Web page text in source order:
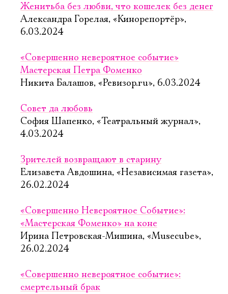
Женитьба без любви, что кошелек без денег
Александра Горелая, «Кинорепортёр»,
6.03.2024
«Совершенно невероятное событие»
Мастерская Петра Фоменко
Никита Балашов, «Ревизор.ru», 6.03.2024
Совет да любовь
София Шапенко, «Театральный журнал»,
4.03.2024
Зрителей возвращают в старину
Елизавета Авдошина, «Независимая газета»,
26.02.2024
«Совершенно Невероятное Событие»:
«Мастерская Фоменко» на коне
Ирина Петровская-Мишина, «Musecube»,
26.02.2024
«Совершенно невероятное событие»:
смертельный брак
Электропочта
Имя
Ознакомиться